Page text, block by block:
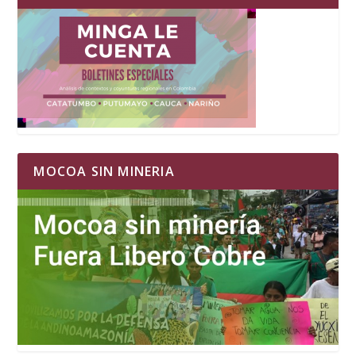
MOCOA SIN MINERIA